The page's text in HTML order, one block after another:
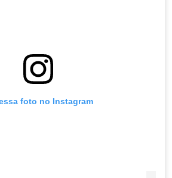
foto no Instagram